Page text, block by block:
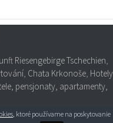
Riesengebirge Tschechien
, Chata Krkonoše, Hotely
pensjonaty, apartamenty,
, ktoré používame na poskytovanie